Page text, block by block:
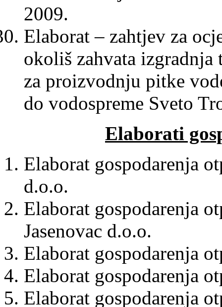
2009.
Elaborat – zahtjev za
okoliš zahvata
za proizvodnju pitke
do vodospreme Sveto
Elaborati
Elaborat gospodarenja
d.o.o.
Elaborat gospodarenja
Jasenovac d.o.o.
Elaborat gospodarenja
Elaborat gospodarenja
Elaborat gospodarenja